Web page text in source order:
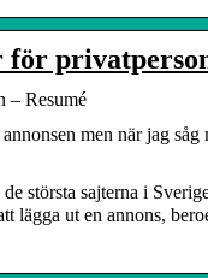
– Resumé
men när jag såg
största sajterna i
lägga ut en annons,